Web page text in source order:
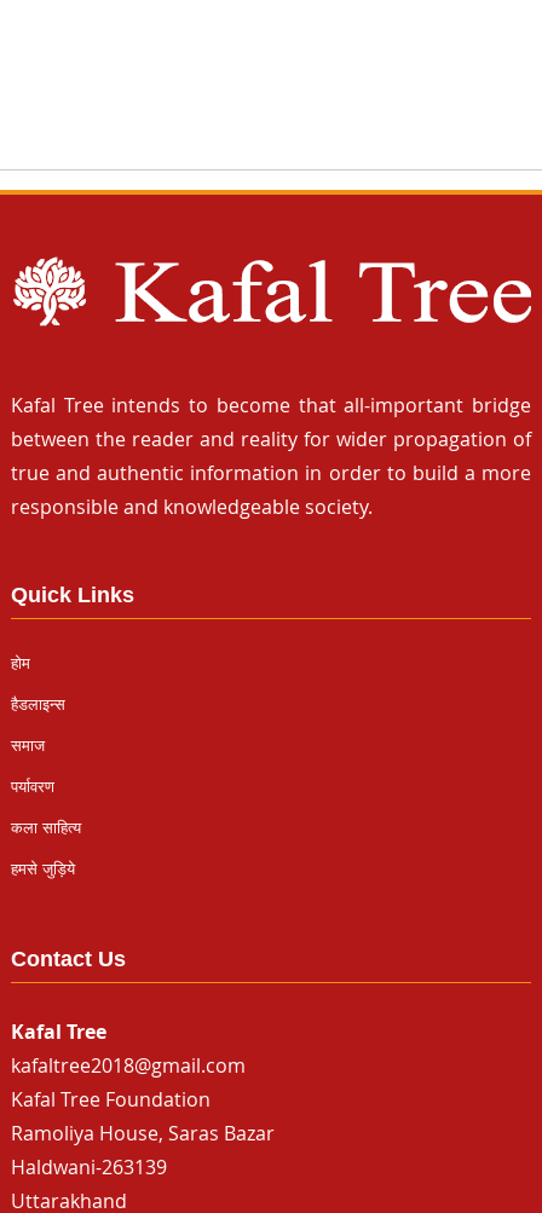
होम
हैडलाइन्स
हमसे जुड़िये
Contact Us
Kafal Tree
Kafal Tree Foundation
Ramoliya House, Saras Bazar
2024©Kafal Tree. All rights reserved.